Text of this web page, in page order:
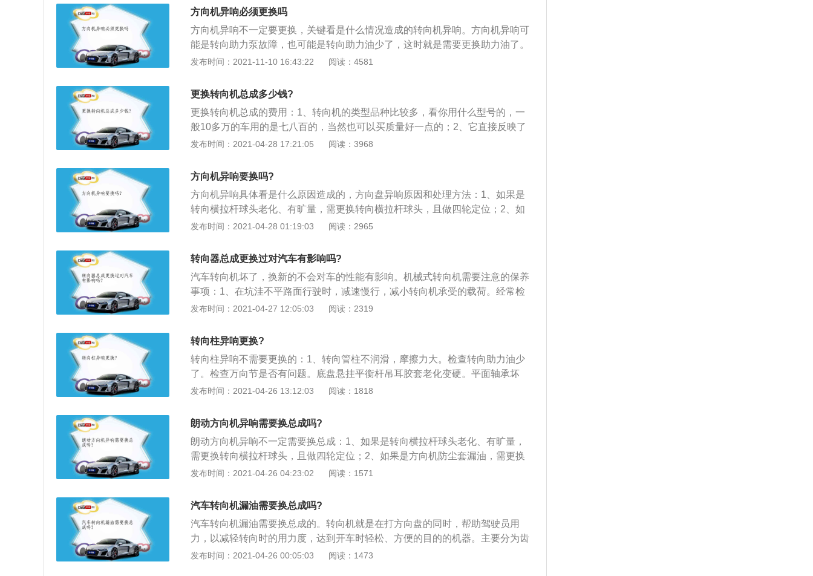
这个时候需要检查更换。而如果是转向横拉杆球头老化、有旷量，在更换了转向
横拉杆球头老化以后还要做一个四轮定位。而如果是转动的时候有“嘚嘚嘚”的异
响，就要更换掉转向机了。
方向机异响必须更换吗
方向机异响不一定要更换，关键看是什么情况造成的转向机异响。方向机异响可
能是转向助力泵故障，也可能是转向助力油少了，这时就是需要更换助力油了。
汽车上的方向机也可以称之为转向器，它是车子上一个非常重要的零件，用来控
异响的原因有很多，可能是因为车子的平面轴承坏了，或是转向助力油不够了，
亦或是汽车的底盘悬挂平衡杆吊耳胶套已经老化且变硬了，等等。当我们在驾车
行驶的过程中如果听到方向机发出了咯噔咯噔的响声，最安全的方法就是找一个
危险系数最低的地方停车，若是感觉车子发出的异响挺严重的，最稳妥的办法就
是打电话求助、叫拖车。若是情况并不是很严重，异响只是间歇出现，且只是存
即可，但是一定不要大幅度的打方向盘，这样是很危险的。
发布时间：2021-11-10 16:43:22 阅读：4581
更换转向机总成多少钱?
更换转向机总成的费用：1、转向机的类型品种比较多，看你用什么型号的，一
般10多万的车用的是七八百的，当然也可以买质量好一点的；2、它直接反映了
转向器操纵轻便，灵敏的指示器，方向盘在一定角度旋转，车轮也可以灵敏地旋
消耗，应尽可能提高转向装置的传动效率，尤其是正效率。
发布时间：2021-04-28 17:21:05 阅读：3968
方向机异响要换吗?
方向机异响具体看是什么原因造成的，方向盘异响原因和处理方法：1、如果是
转向横拉杆球头老化、有旷量，需更换转向横拉杆球头，且做四轮定位；2、如
果是方向机防尘套漏油，需更换防尘套或者重新打黄油；3、如果是转向机故
皮带松紧度不当或老化，需调整皮带松紧度或者更换皮带。
发布时间：2021-04-28 01:19:03 阅读：2965
转向器总成更换过对汽车有影响吗?
汽车转向机坏了，换新的不会对车的性能有影响。机械式转向机需要注意的保养
事项：1、在坑洼不平路面行驶时，减速慢行，减小转向机承受的载荷。经常检
查方向机两侧的防护套及方向机上部与万向十字轴连接的防护套状态。护套的破
过破损处进入转向机内部，破坏齿轮齿条的润滑脂油膜，导致转向机内部出现锈
蚀，异常磨损等现象；2、因使用中润滑脂会逐渐变脏、变质，使润滑能力下
降；同时磨损下的物质会逐渐增多，磨粒磨损现象会越来越重，使方向机磨损加
剧；3、方向机的使用条件恶劣，承受的载荷大，必须使用专用的润滑脂；4、方
向机在使用中间隙会逐渐增大，如果方向盘的间隙过大，必须对方向机进行检
发布时间：2021-04-27 12:05:03 阅读：2319
转向柱异响更换?
转向柱异响不需要更换的：1、转向管柱不润滑，摩擦力大。检查转向助力油少
了。检查万向节是否有问题。底盘悬挂平衡杆吊耳胶套老化变硬。平面轴承坏
了；2、避免原地转动方向盘，尽量在车辆移动之后再打方向，原地打方向只可
中位置，避免悬挂系统和轮胎承受负荷。需要调头的时候，尽量避免方向盘打到
死点的位置。
发布时间：2021-04-26 13:12:03 阅读：1818
朗动方向机异响需要换总成吗?
朗动方向机异响不一定需要换总成：1、如果是转向横拉杆球头老化、有旷量，
需更换转向横拉杆球头，且做四轮定位；2、如果是方向机防尘套漏油，需更换
防尘套或者重新打黄油；3、如果是转向机故障，可能是转向机配合齿轮间隙过
带松紧度或者更换皮带。
发布时间：2021-04-26 04:23:02 阅读：1571
汽车转向机漏油需要换总成吗?
汽车转向机漏油需要换总成的。转向机就是在打方向盘的同时，帮助驾驶员用
力，以减轻转向时的用力度，达到开车时轻松、方便的目的的机器。主要分为齿
轮齿条式转向和蜗轮蜗杆式转向。目前市面上大致有三种助力转向装置：电动机
发布时间：2021-04-26 00:05:03 阅读：1473